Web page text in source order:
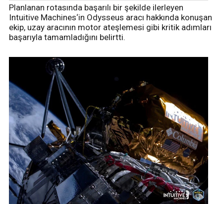
Planlanan rotasında başarılı bir şekilde ilerleyen
Intuitive Machines‘in Odysseus aracı hakkında konuşan
ekip, uzay aracının motor ateşlemesi gibi kritik adımları
başarıyla tamamladığını belirtti.